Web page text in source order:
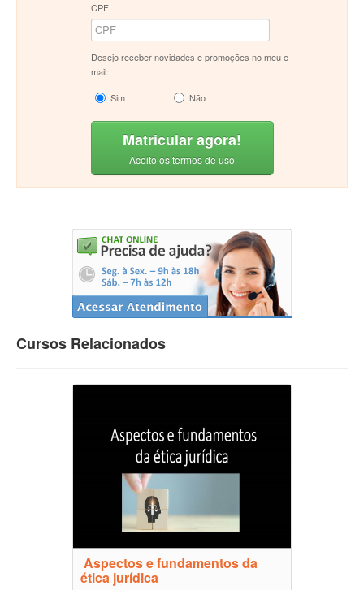
CPF
Desejo receber novidades e promoções no meu e-
mail:
Sim
Não
Matricular agora!
Aceito os termos de uso
Cursos Relacionados
Aspectos e fundamentos da
ética jurídica